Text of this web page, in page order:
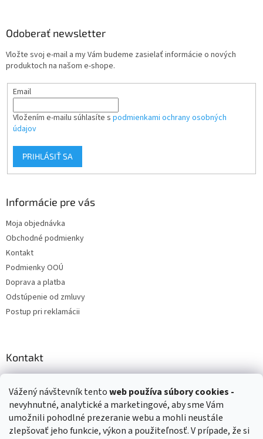
Vážený návštevník tentoweb používasúbory cookies -
nevyhnutné, analytické a marketingové, aby sme Vám
umožnili pohodlné prezeranie webu a mohli neustále
zlepšovať jeho funkcie, výkon a použiteľnosť. V prípade, že si
Odoberať newsletter
Vložte svoj e-mail a my Vám budeme zasielať informácie o nových
produktoch na našom e-shope.
Email
Vložením e-mailu súhlasíte s podmienkami ochrany osobných
údajov
PRIHLÁSIŤ SA
Informácie pre vás
Moja objednávka
Obchodné podmienky
Kontakt
Podmienky OOÚ
Doprava a platba
Odstúpenie od zmluvy
Postup pri reklamácii
Kontakt
+421 903 144 673